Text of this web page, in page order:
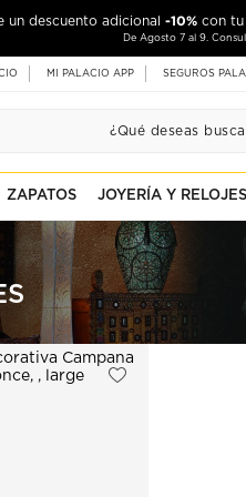
un descuento adicional -10% con tu
De Agosto 7 al 9.
MI PALACIO APP SEGUROS
ZAPATOS JOYERÍA Y RELOJES